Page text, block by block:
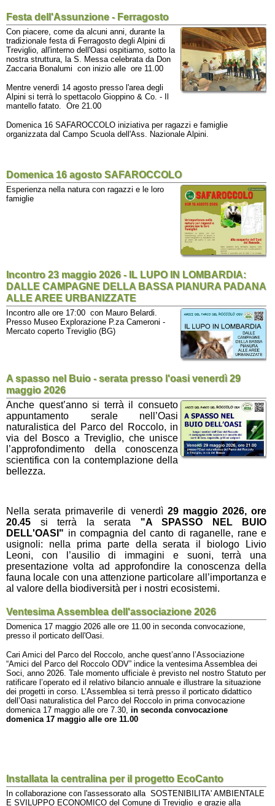
Festa dell'Assunzione - Ferragosto
Con piacere, come da alcuni anni, durante la
tradizionale festa di Ferragosto degli Alpini di
Treviglio, all'interno dell'Oasi ospitiamo, sotto la
nostra struttura, la S. Messa celebrata da Don
Zaccaria Bonalumi con inizio alle ore 11.00
Mentre venerdì 14 agosto presso l'area degli
Alpini si terrà lo spettacolo Gioppino & Co. - Il
mantello fatato. Ore 21.00
Domenica 16 SAFAROCCOLO iniziativa per ragazzi e famiglie
organizzata dal Campo Scuola dell'Ass. Nazionale Alpini.
Domenica 16 agosto SAFAROCCOLO
Esperienza nella natura con ragazzi e le loro
famiglie
Incontro 23 maggio 2026 - IL LUPO IN LOMBARDIA:
DALLE CAMPAGNE DELLA BASSA PIANURA PADANA
ALLE AREE URBANIZZATE
Incontro alle ore 17:00 con Mauro Belardi.
Presso Museo Explorazione P.za Cameroni -
Mercato coperto Treviglio (BG)
A spasso nel Buio - serata presso l'oasi venerdì 29
maggio 2026
Anche quest’anno si terrà il consueto
appuntamento serale nell’Oasi
naturalistica del Parco del Roccolo, in
via del Bosco a Treviglio, che unisce
l’approfondimento della conoscenza
scientifica con la contemplazione della
bellezza.
Nella serata primaverile di venerdì29 maggio 2026, ore
20.45 si terrà la serata "A SPASSO NEL BUIO
DELL'OASI" in compagnia del canto di raganelle, rane e
usignoli: nella prima parte della serata il biologo Livio
Leoni, con l’ausilio di immagini e suoni, terrà una
presentazione volta ad approfondire la conoscenza della
fauna locale con una attenzione particolare all’importanza e
al valore della biodiversità per i nostri ecosistemi.
Ventesima Assemblea dell'associazione 2026
Domenica 17 maggio 2026 alle ore 11.00 in seconda convocazione,
presso il porticato dell'Oasi.
Cari Amici del Parco del Roccolo, anche quest’anno l’Associazione
“Amici del Parco del Roccolo ODV” indice la ventesima Assemblea dei
Soci, anno 2026. Tale momento ufficiale è previsto nel nostro Statuto per
ratificare l’operato ed il relativo bilancio annuale e illustrare la situazione
dei progetti in corso. L’Assemblea si terrà presso il porticato didattico
dell’Oasi naturalistica del Parco del Roccolo in prima convocazione
domenica 17 maggio alle ore 7.30, in seconda convocazione
domenica 17 maggio alle ore 11.00
Installata la centralina per il progetto EcoCanto
In collaborazione con l'assessorato alla SOSTENIBILITA' AMBIENTALE
E SVILUPPO ECONOMICO del Comune di Treviglio e grazie alla